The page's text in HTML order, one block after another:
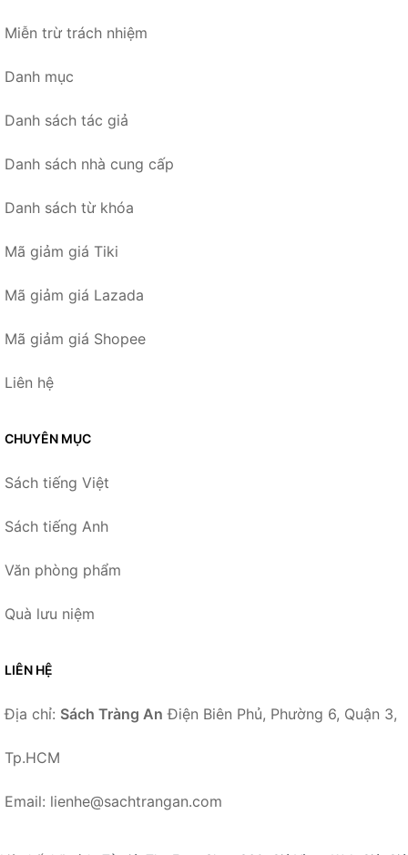
Miễn trừ trách nhiệm
Danh mục
Danh sách tác giả
Danh sách nhà cung cấp
Danh sách từ khóa
Mã giảm giá Tiki
Mã giảm giá Lazada
Mã giảm giá Shopee
Liên hệ
CHUYÊN MỤC
Sách tiếng Việt
Sách tiếng Anh
Văn phòng phẩm
Quà lưu niệm
LIÊN HỆ
Địa chỉ: Sách Tràng An Điện Biên Phủ, Phường 6, Quận 3,
Tp.HCM
Email: lienhe@sachtrangan.com